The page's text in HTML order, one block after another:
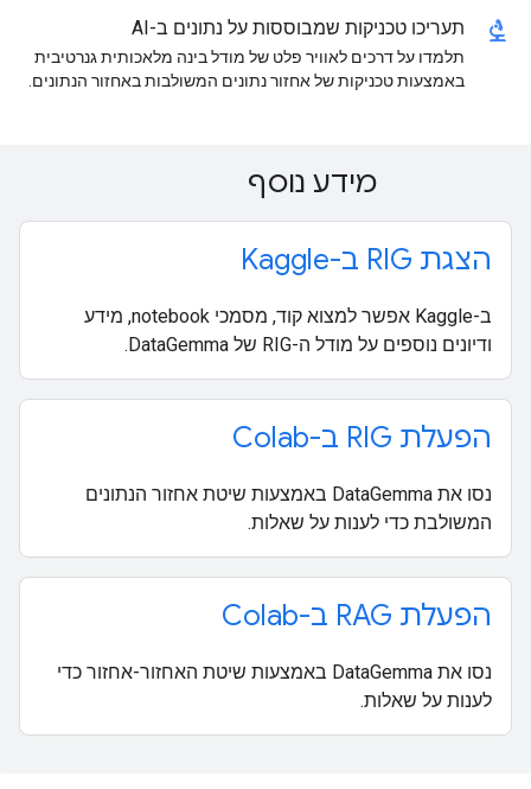
biotech תעריכו טכניקות שמבוססות על נתונים ב-AI
תלמדו על דרכים לאוויר פלט של מודל בינה מלאכותית גנרטיבית
באמצעות טכניקות של אחזור נתונים המשולבות באחזור הנתונים.
מידע נוסף
הצגת RIG ב-Kaggle
ב-Kaggle אפשר למצוא קוד, מסמכי notebook, מידע
ודיונים נוספים על מודל ה-RIG של DataGemma.
הפעלת RIG ב-Colab
נסו את DataGemma באמצעות שיטת אחזור הנתונים
המשולבת כדי לענות על שאלות.
הפעלת RAG ב-Colab
נסו את DataGemma באמצעות שיטת האחזור-אחזור כדי
לענות על שאלות.